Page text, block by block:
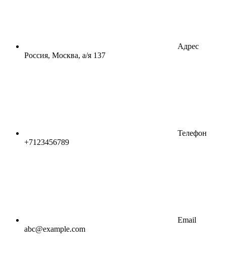
Адрес
Россия, Москва, а/я 137
Телефон
+7123456789
Email
abc@example.com